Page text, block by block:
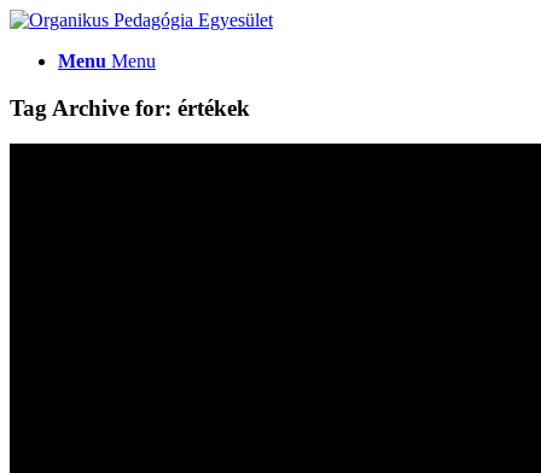
Menu Menu
Tag Archive for: értékek